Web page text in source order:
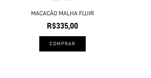
MACACÃO MALHA FLUIR
R$335,00
COMPRAR